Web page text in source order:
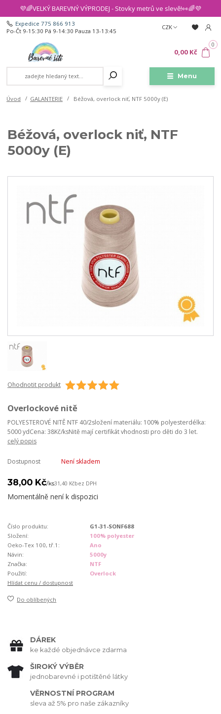
💜🌈VELKÝ BAREVNÝ VÝPRODEJ - Stovky metrů ve slevě!👀🌈💜
Menu
CZK
Expedice 775 866 913
Po-Čt 9-15:30 Pá 9-14:30 Pauza 13-13:45
0
0,00 Kč
Úvod GALANTERIE Béžová, overlock niť, NTF 5000y (E)
Béžová, overlock niť, NTF
5000y (E)
Ohodnotit produkt
Overlockové nitě
POLYESTEROVÉ NITĚ NTF 40/2složení materiálu: 100% polyesterdélka:
5000 ydCena: 38Kč/ksNitě mají certifikát vhodnosti pro děti do 3 let.
celý popis
Dostupnost Není skladem
38,00 Kč/ks31,40 Kčbez DPH
Momentálně není k dispozici
Číslo produktu:
G1-31-SONF688
Složení:
100% polyester
Oeko-Tex 100, tř.1:
Ano
Návin:
5000y
Značka:
NTF
Použití:
Overlock
Hlídat cenu / dostupnost
Do oblíbených
DÁREK
ke každé objednávce zdarma
ŠIROKÝ VÝBĚR
jednobarevné i potištěné látky
VĚRNOSTNÍ PROGRAM
sleva až 5% pro naše zákazníky